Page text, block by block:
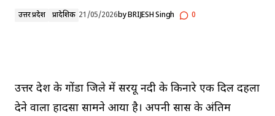
उत्तर प्रदेश प्रादेशिक 21/05/2026byBRIJESH Singh 0
उत्तर प्रदेश के गोंडा जिले में सरयू नदी के किनारे एक दिल दहला
देने वाला हादसा सामने आया है। अपनी सास के अंतिम